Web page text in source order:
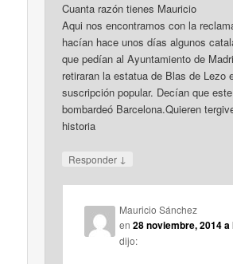
Cuanta razón tienes Mauricio
Aqui nos encontramos con la
hacían hace unos días algunos
que pedían al Ayuntamiento de
retiraran la estatua de Blas de Lezo
suscripción popular. Decían que
bombardeó Barcelona.Quieren
historia
Responder ↓
Mauricio Sánchez
en28 noviembre, 2014
dijo: